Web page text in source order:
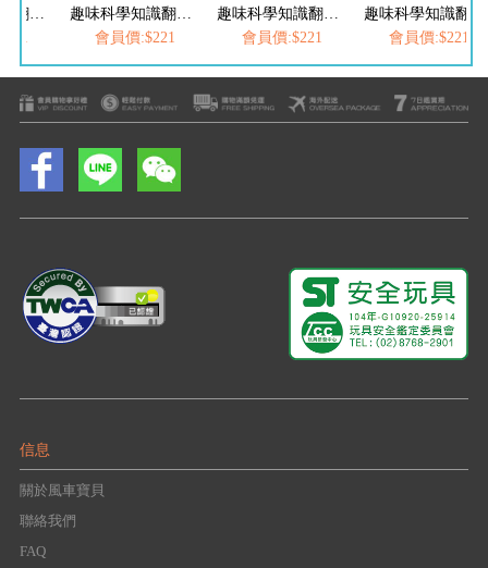
趣味科學知識翻翻書-揭秘汽車
趣味科學知識翻翻書-揭秘垃圾
會員價:$221
趣味科學知識翻翻書-揭秘建築工地
會員價:$221
會員價:$221
信息
關於風車寶貝
聯絡我們
FAQ